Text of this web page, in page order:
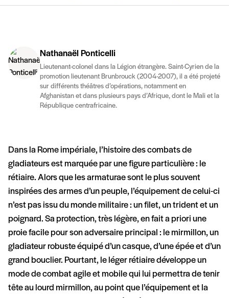
Nathanaël Ponticelli
Lieutenant-colonel dans la Légion étrangère. Saint-Cyrien de la
promotion lieutenant Brunbrouck (2004-2007), il a été projeté
sur différents théâtres d’opérations, notamment en
Afghanistan et dans plusieurs pays d’Afrique, dont le Mali et la
République centrafricaine.
Dans la Rome impériale, l’histoire des combats de
gladiateurs est marquée par une figure particulière : le
rétiaire. Alors que les armaturae sont le plus souvent
inspirées des armes d’un peuple, l’équipement de celui-ci
n’est pas issu du monde militaire : un filet, un trident et un
poignard. Sa protection, très légère, en fait a priori une
proie facile pour son adversaire principal : le mirmillon, un
gladiateur robuste équipé d’un casque, d’une épée et d’un
grand bouclier. Pourtant, le léger rétiaire développe un
mode de combat agile et mobile qui lui permettra de tenir
tête au lourd mirmillon, au point que l’équipement et la